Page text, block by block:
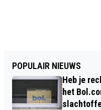
POPULAIR NIEUWS
Heb je
het